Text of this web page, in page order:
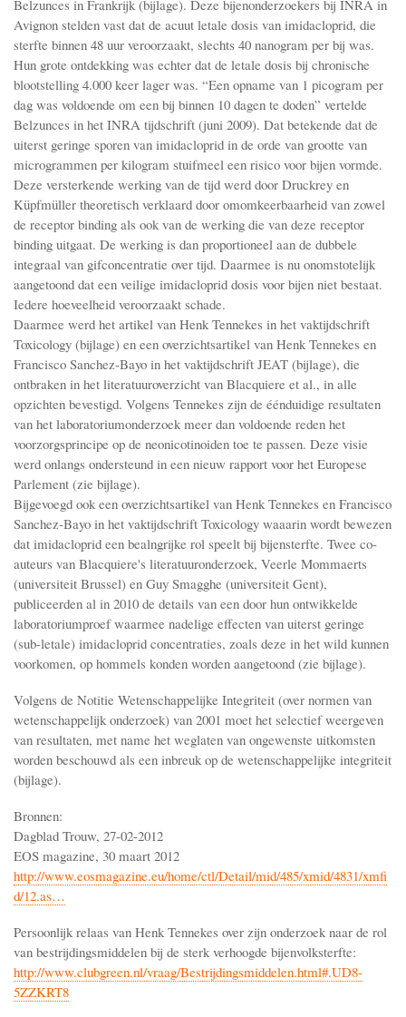
Belzunces in Frankrijk (bijlage). Deze bijenonderzoekers bij INRA in
Avignon stelden vast dat de acuut letale dosis van imidacloprid, die
sterfte binnen 48 uur veroorzaakt, slechts 40 nanogram per bij was.
Hun grote ontdekking was echter dat de letale dosis bij chronische
blootstelling 4.000 keer lager was. “Een opname van 1 picogram per
dag was voldoende om een bij binnen 10 dagen te doden” vertelde
Belzunces in het INRA tijdschrift (juni 2009). Dat betekende dat de
uiterst geringe sporen van imidacloprid in de orde van grootte van
microgrammen per kilogram stuifmeel een risico voor bijen vormde.
Deze versterkende werking van de tijd werd door Druckrey en
Küpfmüller theoretisch verklaard door omomkeerbaarheid van zowel
de receptor binding als ook van de werking die van deze receptor
binding uitgaat. De werking is dan proportioneel aan de dubbele
integraal van gifconcentratie over tijd. Daarmee is nu onomstotelijk
aangetoond dat een veilige imidacloprid dosis voor bijen niet bestaat.
Iedere hoeveelheid veroorzaakt schade.
Daarmee werd het artikel van Henk Tennekes in het vaktijdschrift
Toxicology (bijlage) en een overzichtsartikel van Henk Tennekes en
Francisco Sanchez-Bayo in het vaktijdschrift JEAT (bijlage), die
ontbraken in het literatuuroverzicht van Blacquiere et al., in alle
opzichten bevestigd. Volgens Tennekes zijn de éénduidige resultaten
van het laboratoriumonderzoek meer dan voldoende reden het
voorzorgsprincipe op de neonicotinoiden toe te passen. Deze visie
werd onlangs ondersteund in een nieuw rapport voor het Europese
Parlement (zie bijlage).
Bijgevoegd ook een overzichtsartikel van Henk Tennekes en Francisco
Sanchez-Bayo in het vaktijdschrift Toxicology waaarin wordt bewezen
dat imidacloprid een bealngrijke rol speelt bij bijensterfte. Twee co-
auteurs van Blacquiere's literatuuronderzoek, Veerle Mommaerts
(universiteit Brussel) en Guy Smagghe (universiteit Gent),
publiceerden al in 2010 de details van een door hun ontwikkelde
laboratoriumproef waarmee nadelige effecten van uiterst geringe
(sub-letale) imidacloprid concentraties, zoals deze in het wild kunnen
voorkomen, op hommels konden worden aangetoond (zie bijlage).
Volgens de Notitie Wetenschappelijke Integriteit (over normen van
wetenschappelijk onderzoek) van 2001 moet het selectief weergeven
van resultaten, met name het weglaten van ongewenste uitkomsten
worden beschouwd als een inbreuk op de wetenschappelijke integriteit
(bijlage).
Bronnen:
Dagblad Trouw, 27-02-2012
EOS magazine, 30 maart 2012
http://www.eosmagazine.eu/home/ctl/Detail/mid/485/xmid/4831/xmfi
d/12.as…
Persoonlijk relaas van Henk Tennekes over zijn onderzoek naar de rol
van bestrijdingsmiddelen bij de sterk verhoogde bijenvolksterfte:
http://www.clubgreen.nl/vraag/Bestrijdingsmiddelen.html#.UD8-
5ZZKRT8